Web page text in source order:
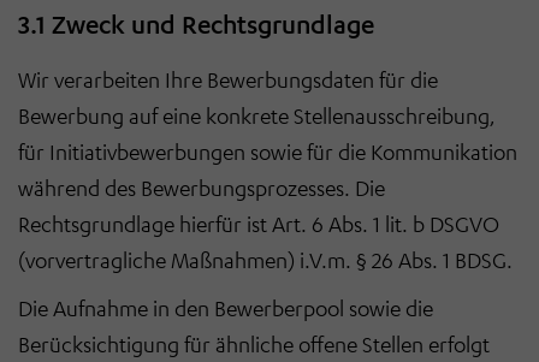
3.1 Zweck und Rechtsgrundlage
Wir verarbeiten Ihre Bewerbungsdaten für die
Bewerbung auf eine konkrete Stellenausschreibung,
für Initiativbewerbungen sowie für die Kommunikation
während des Bewerbungsprozesses. Die
Rechtsgrundlage hierfür ist Art. 6 Abs. 1 lit. b DSGVO
(vorvertragliche Maßnahmen) i.V.m. § 26 Abs. 1 BDSG.
Die Aufnahme in den Bewerberpool sowie die
Berücksichtigung für ähnliche offene Stellen erfolgt